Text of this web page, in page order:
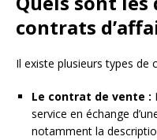
contrats
Il existe plusieurs types de
Le contrat de vente :
service en échange
notamment la